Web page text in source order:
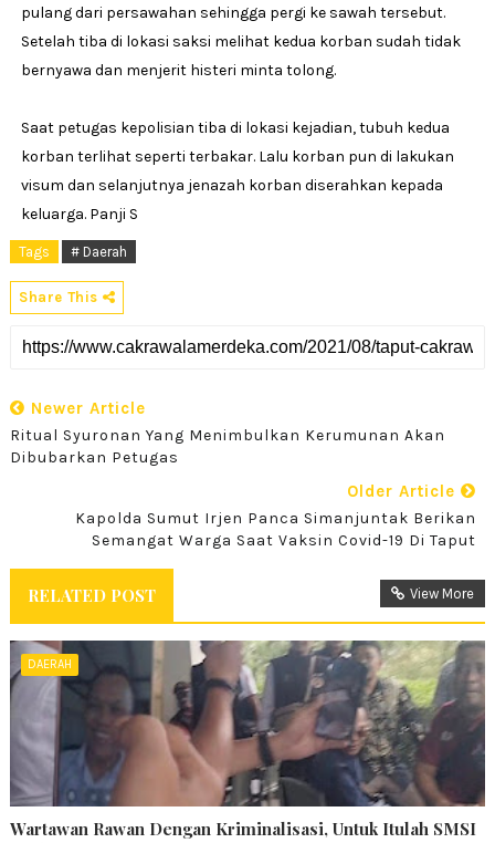
pulang dari persawahan sehingga pergi ke sawah tersebut.
Setelah tiba di lokasi saksi melihat kedua korban sudah tidak
bernyawa dan menjerit histeri minta tolong.
Saat petugas kepolisian tiba di lokasi kejadian, tubuh kedua
korban terlihat seperti terbakar. Lalu korban pun di lakukan
visum dan selanjutnya jenazah korban diserahkan kepada
keluarga. Panji S
Tags # Daerah
Share This
Newer Article
Ritual Syuronan Yang Menimbulkan Kerumunan Akan
Dibubarkan Petugas
Older Article
Kapolda Sumut Irjen Panca Simanjuntak Berikan
Semangat Warga Saat Vaksin Covid-19 Di Taput
RELATED POST View More
DAERAH
Wartawan Rawan Dengan Kriminalisasi, Untuk Itulah SMSI